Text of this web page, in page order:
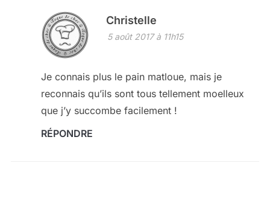
Christelle
5 août 2017 à 11h15
Je connais plus le pain matloue, mais je
reconnais qu’ils sont tous tellement moelleux
que j’y succombe facilement !
RÉPONDRE